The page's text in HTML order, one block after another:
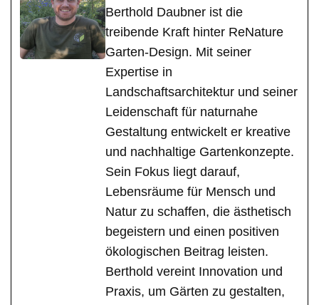
Berthold Daubner ist die
treibende Kraft hinter ReNature
Garten-Design. Mit seiner
Expertise in
Landschaftsarchitektur und seiner
Leidenschaft für naturnahe
Gestaltung entwickelt er kreative
und nachhaltige Gartenkonzepte.
Sein Fokus liegt darauf,
Lebensräume für Mensch und
Natur zu schaffen, die ästhetisch
begeistern und einen positiven
ökologischen Beitrag leisten.
Berthold vereint Innovation und
Praxis, um Gärten zu gestalten,